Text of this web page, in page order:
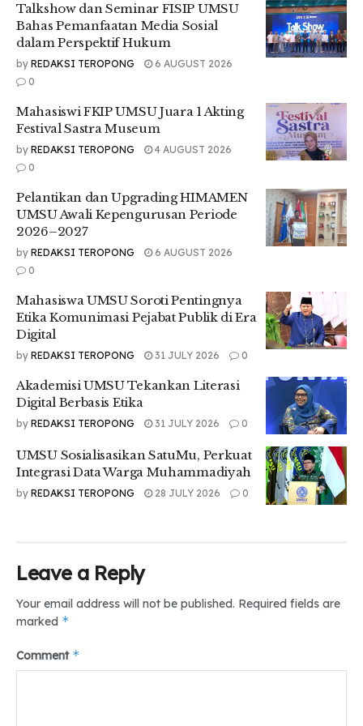
atau hadir sebagai kekuatan pembebas?” ujarnya.
Ia mengingatkan bahwa struktur ekonomi Indonesia yang
timpang tidak boleh diperkuat melalui bank syariah yang
hanya menjadi pelengkap sistem. Sebaliknya, Bank Syariah
Matahari harus mampu berfungsi sebagai alat pembongkar
ketidakadilan struktural.
Siregar menekankan pentingnya menghindari pendekatan
elitis dan politis.
“Jika dikelola untuk elite, ia akan mengkhianati ruh Al-Ma’un.
Tapi jika diarahkan untuk memberdayakan mustadh’afin, ia
bisa menjadi motor perubahan ekonomi kerakyatan,”
jelasnya.
Untuk mendukung hal itu, ia mendorong tiga langkah
strategis: pembentukan Dewan Pengawas Syariah dan Etik
yang independen, alokasi minimal 60% portofolio
pembiayaan untuk sektor produktif rakyat, serta penguatan
jaringan koperasi Muhammadiyah melalui platform digital
nasional.
“Kelak, Muhammadiyah akan dimintai pertanggungjawaban.
Apakah bank ini memberi makan anak yatim, atau justru
menjadi menara gading baru yang menelantarkan kaum
dhuafa?” tutup Siregar.
#medan #teropongdaily #lpmteropong
Talkshow dan Seminar FISIP UMSU
Bahas Pemanfaatan Media Sosial
dalam Perspektif Hukum
by REDAKSI TEROPONG
6 AUGUST 2026
0
Mahasiswi FKIP UMSU Juara 1 Akting
Festival Sastra Museum
by REDAKSI TEROPONG
4 AUGUST 2026
0
Pelantikan dan Upgrading HIMAMEN
UMSU Awali Kepengurusan Periode
2026–2027
by REDAKSI TEROPONG
6 AUGUST 2026
0
Mahasiswa UMSU Soroti Pentingnya
Etika Komunimasi Pejabat Publik di Era
Digital
by REDAKSI TEROPONG 31 JULY 2026 0
Akademisi UMSU Tekankan Literasi
Digital Berbasis Etika
by REDAKSI TEROPONG 31 JULY 2026 0
UMSU Sosialisasikan SatuMu, Perkuat
Integrasi Data Warga Muhammadiyah
by REDAKSI TEROPONG 28 JULY 2026 0
Leave a Reply
Your email address will not be published. Required fields are
marked *
Comment *